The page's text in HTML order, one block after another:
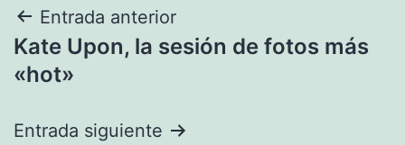
Navegación
de
Entrada anterior
Kate Upon, la sesión de fotos más
«hot»
Entrada siguiente